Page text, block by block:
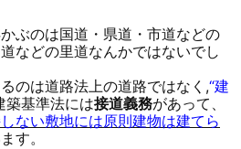
検索
ぶのは国道・県道・市道などの
などの里道なんかではないでし
のは道路法上の道路ではなく,“建
築基準法には接道義務があって、
ない敷地には原則建物は建てら
す。